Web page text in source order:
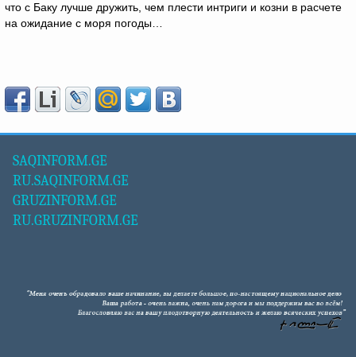
что с Баку лучше дружить, чем плести интриги и козни в расчете
на ожидание с моря погоды…
SAQINFORM.GE
RU.SAQINFORM.GE
GRUZINFORM.GE
RU.GRUZINFORM.GE